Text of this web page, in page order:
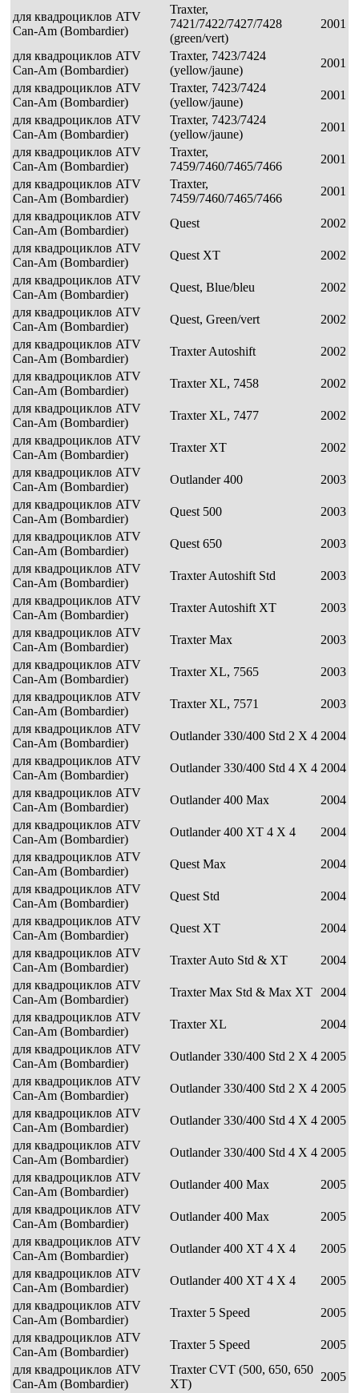
для квадроциклов ATV
Can-Am (Bombardier)
Traxter,
7421/7422/7427/7428
(green/vert)
2001
для квадроциклов ATV
Can-Am (Bombardier)
Traxter, 7423/7424
(yellow/jaune)
2001
для квадроциклов ATV
Can-Am (Bombardier)
Traxter, 7423/7424
(yellow/jaune)
2001
для квадроциклов ATV
Can-Am (Bombardier)
Traxter, 7423/7424
(yellow/jaune)
2001
для квадроциклов ATV
Can-Am (Bombardier)
Traxter,
7459/7460/7465/7466
2001
для квадроциклов ATV
Can-Am (Bombardier)
Traxter,
7459/7460/7465/7466
2001
для квадроциклов ATV
Can-Am (Bombardier)
Quest
2002
для квадроциклов ATV
Can-Am (Bombardier)
Quest XT
2002
для квадроциклов ATV
Can-Am (Bombardier)
Quest, Blue/bleu
2002
для квадроциклов ATV
Can-Am (Bombardier)
Quest, Green/vert
2002
для квадроциклов ATV
Can-Am (Bombardier)
Traxter Autoshift
2002
для квадроциклов ATV
Can-Am (Bombardier)
Traxter XL, 7458
2002
для квадроциклов ATV
Can-Am (Bombardier)
Traxter XL, 7477
2002
для квадроциклов ATV
Can-Am (Bombardier)
Traxter XT
2002
для квадроциклов ATV
Can-Am (Bombardier)
Outlander 400
2003
для квадроциклов ATV
Can-Am (Bombardier)
Quest 500
2003
для квадроциклов ATV
Can-Am (Bombardier)
Quest 650
2003
для квадроциклов ATV
Can-Am (Bombardier)
Traxter Autoshift Std
2003
для квадроциклов ATV
Can-Am (Bombardier)
Traxter Autoshift XT
2003
для квадроциклов ATV
Can-Am (Bombardier)
Traxter Max
2003
для квадроциклов ATV
Can-Am (Bombardier)
Traxter XL, 7565
2003
для квадроциклов ATV
Can-Am (Bombardier)
Traxter XL, 7571
2003
для квадроциклов ATV
Can-Am (Bombardier)
Outlander 330/400 Std 2 X 4 2004
для квадроциклов ATV
Can-Am (Bombardier)
Outlander 330/400 Std 4 X 4 2004
для квадроциклов ATV
Can-Am (Bombardier)
Outlander 400 Max
2004
для квадроциклов ATV
Can-Am (Bombardier)
Outlander 400 XT 4 X 4
2004
для квадроциклов ATV
Can-Am (Bombardier)
Quest Max
2004
для квадроциклов ATV
Can-Am (Bombardier)
Quest Std
2004
для квадроциклов ATV
Can-Am (Bombardier)
Quest XT
2004
для квадроциклов ATV
Can-Am (Bombardier)
Traxter Auto Std & XT
2004
для квадроциклов ATV
Can-Am (Bombardier)
Traxter Max Std & Max XT
2004
для квадроциклов ATV
Can-Am (Bombardier)
Traxter XL
2004
для квадроциклов ATV
Can-Am (Bombardier)
Outlander 330/400 Std 2 X 4 2005
для квадроциклов ATV
Can-Am (Bombardier)
Outlander 330/400 Std 2 X 4 2005
для квадроциклов ATV
Can-Am (Bombardier)
Outlander 330/400 Std 4 X 4 2005
для квадроциклов ATV
Can-Am (Bombardier)
Outlander 330/400 Std 4 X 4 2005
для квадроциклов ATV
Can-Am (Bombardier)
Outlander 400 Max
2005
для квадроциклов ATV
Can-Am (Bombardier)
Outlander 400 Max
2005
для квадроциклов ATV
Can-Am (Bombardier)
Outlander 400 XT 4 X 4
2005
для квадроциклов ATV
Can-Am (Bombardier)
Outlander 400 XT 4 X 4
2005
для квадроциклов ATV
Can-Am (Bombardier)
Traxter 5 Speed
2005
для квадроциклов ATV
Can-Am (Bombardier)
Traxter 5 Speed
2005
для квадроциклов ATV
Can-Am (Bombardier)
Traxter CVT (500, 650, 650
XT)
2005